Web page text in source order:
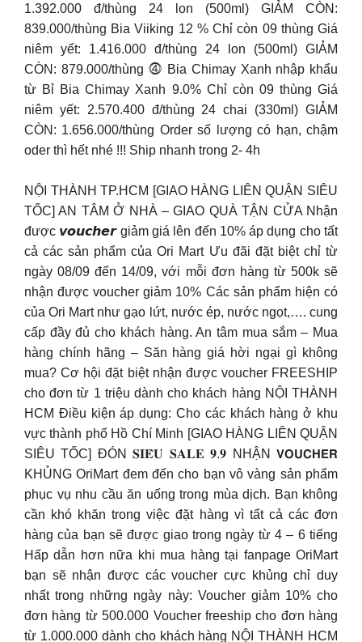
1.392.000 đ/thùng 24 lon (500ml) GIẢM CÒN:
839.000/thùng Bia Viiking 12 % Chỉ còn 09 thùng Giá
niêm yết: 1.416.000 đ/thùng 24 lon (500ml) GIẢM
CÒN: 879.000/thùng ⓸ Bia Chimay Xanh nhập khẩu
từ Bỉ Bia Chimay Xanh 9.0% Chỉ còn 09 thùng Giá
niêm yết: 2.570.400 đ/thùng 24 chai (330ml) GIẢM
CÒN: 1.656.000/thùng Order số lượng có hạn, chậm
oder thì hết nhé !!! Ship nhanh trong 2- 4h
NỘI THÀNH TP.HCM [GIAO HÀNG LIÊN QUẬN SIÊU
TỐC] AN TÂM Ở NHÀ – GIAO QUÀ TẬN CỬA Nhận
được 𝙫𝙤𝙪𝙘𝙝𝙚𝙧 giảm giá lên đến 10% áp dụng cho tất
cả các sản phẩm của Ori Mart Ưu đãi đặt biệt chỉ từ
ngày 08/09 đến 14/09, với mỗi đơn hàng từ 500k sẽ
nhận được voucher giảm 10% Các sản phẩm hiện có
của Ori Mart như gạo lứt, nước ép, nước ngọt,…. cung
cấp đầy đủ cho khách hàng. An tâm mua sắm – Mua
hàng chính hãng – Săn hàng giá hời ngại gì không
mua? Cơ hội đặt biệt nhận được voucher FREESHIP
cho đơn từ 1 triệu dành cho khách hàng NỘI THÀNH
HCM Điều kiện áp dụng: Cho các khách hàng ở khu
vực thành phố Hồ Chí Minh [GIAO HÀNG LIÊN QUẬN
SIÊU TỐC] ĐÓN 𝐒𝐈𝐄̂𝐔 𝐒𝐀𝐋𝐄 𝟗.𝟗 NHẬN 𝗩𝗢𝗨𝗖𝗛𝗘𝗥
KHỦNG OriMart đem đến cho bạn vô vàng sản phẩm
phục vụ nhu cầu ăn uống trong mùa dịch. Bạn không
cần khó khăn trong việc đặt hàng vì tất cả các đơn
hàng của bạn sẽ được giao trong ngày từ 4 – 6 tiếng
Hấp dẫn hơn nữa khi mua hàng tại fanpage OriMart
bạn sẽ nhận được các voucher cực khủng chỉ duy
nhất trong những ngày này: Voucher giảm 10% cho
đơn hàng từ 500.000 Voucher freeship cho đơn hàng
từ 1.000.000 dành cho khách hàng NỘI THÀNH HCM